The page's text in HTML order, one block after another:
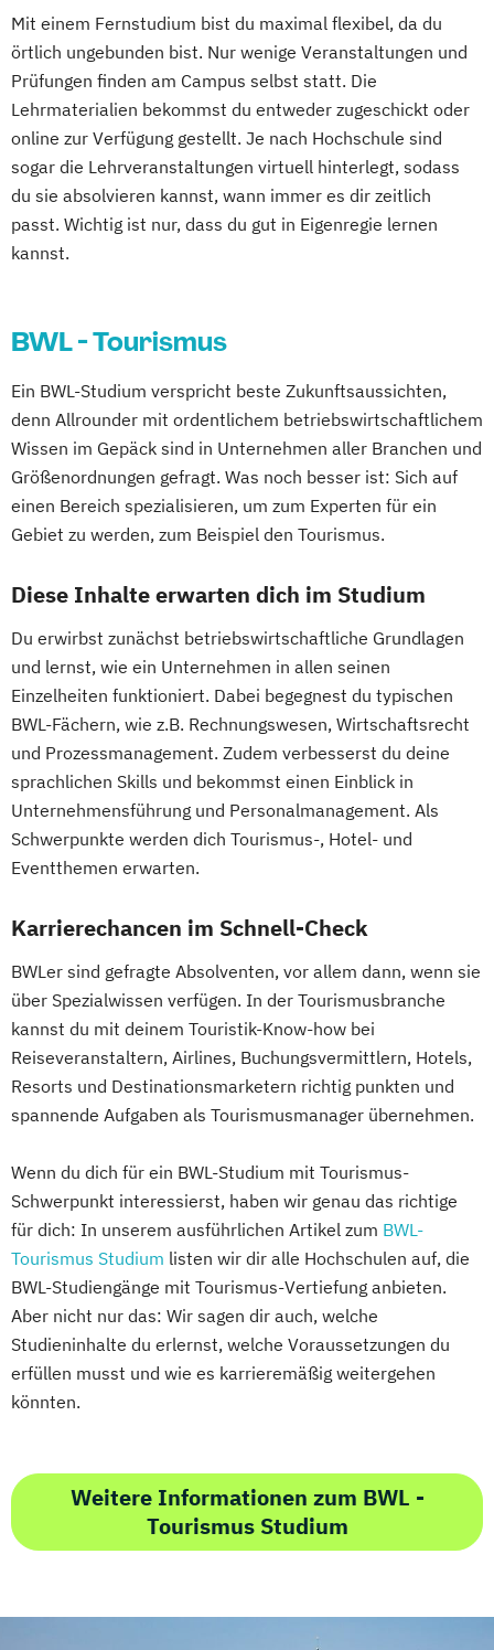
Mit einem Fernstudium bist du maximal flexibel, da du
örtlich ungebunden bist. Nur wenige Veranstaltungen und
Prüfungen finden am Campus selbst statt. Die
Lehrmaterialien bekommst du entweder zugeschickt oder
online zur Verfügung gestellt. Je nach Hochschule sind
sogar die Lehrveranstaltungen virtuell hinterlegt, sodass
du sie absolvieren kannst, wann immer es dir zeitlich
passt. Wichtig ist nur, dass du gut in Eigenregie lernen
kannst.
BWL - Tourismus
Ein BWL-Studium verspricht beste Zukunftsaussichten,
denn Allrounder mit ordentlichem betriebswirtschaftlichem
Wissen im Gepäck sind in Unternehmen aller Branchen und
Größenordnungen gefragt. Was noch besser ist: Sich auf
einen Bereich spezialisieren, um zum Experten für ein
Gebiet zu werden, zum Beispiel den Tourismus.
Diese Inhalte erwarten dich im Studium
Du erwirbst zunächst betriebswirtschaftliche Grundlagen
und lernst, wie ein Unternehmen in allen seinen
Einzelheiten funktioniert. Dabei begegnest du typischen
BWL-Fächern, wie z.B. Rechnungswesen, Wirtschaftsrecht
und Prozessmanagement. Zudem verbesserst du deine
sprachlichen Skills und bekommst einen Einblick in
Unternehmensführung und Personalmanagement. Als
Schwerpunkte werden dich Tourismus-, Hotel- und
Eventthemen erwarten.
Karrierechancen im Schnell-Check
BWLer sind gefragte Absolventen, vor allem dann, wenn sie
über Spezialwissen verfügen. In der Tourismusbranche
kannst du mit deinem Touristik-Know-how bei
Reiseveranstaltern, Airlines, Buchungsvermittlern, Hotels,
Resorts und Destinationsmarketern richtig punkten und
spannende Aufgaben als Tourismusmanager übernehmen.
Wenn du dich für ein BWL-Studium mit Tourismus-
Schwerpunkt interessierst, haben wir genau das richtige
für dich: In unserem ausführlichen Artikel zum BWL-
Tourismus Studium listen wir dir alle Hochschulen auf, die
BWL-Studiengänge mit Tourismus-Vertiefung anbieten.
Aber nicht nur das: Wir sagen dir auch, welche
Studieninhalte du erlernst, welche Voraussetzungen du
erfüllen musst und wie es karrieremäßig weitergehen
könnten.
Weitere Informationen zum BWL -
Tourismus Studium